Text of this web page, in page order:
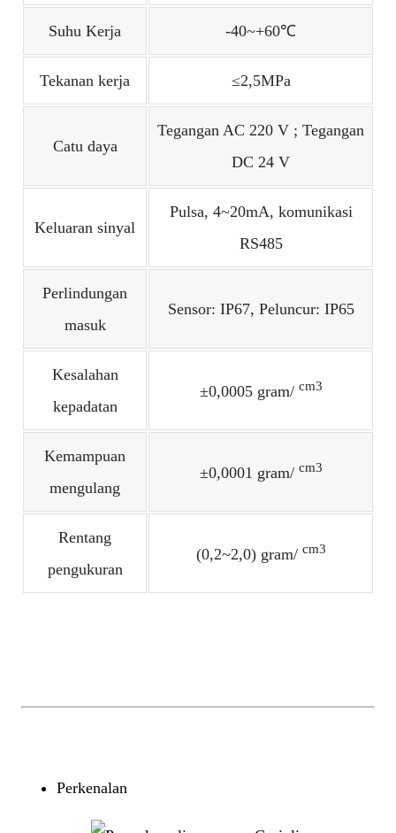
Suhu Kerja -40~+60℃
Tekanan kerja ≤2,5MPa
Catu daya
Tegangan AC 220 V ; Tegangan
DC 24 V
Keluaran sinyal
Pulsa, 4~20mA, komunikasi
RS485
Perlindungan
masuk
Sensor: IP67, Peluncur: IP65
Kesalahan
kepadatan
±0,0005 gram/ cm3
Kemampuan
mengulang
±0,0001 gram/ cm3
Rentang
pengukuran
(0,2~2,0) gram/ cm3
Perkenalan